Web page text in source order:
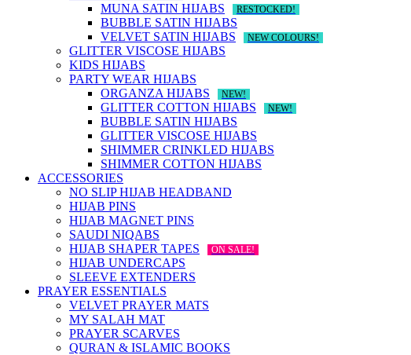
MUNA SATIN HIJABS
RESTOCKED!
BUBBLE SATIN HIJABS
VELVET SATIN HIJABS
NEW COLOURS!
GLITTER VISCOSE HIJABS
KIDS HIJABS
PARTY WEAR HIJABS
ORGANZA HIJABS
NEW!
GLITTER COTTON HIJABS NEW!
BUBBLE SATIN HIJABS
GLITTER VISCOSE HIJABS
SHIMMER CRINKLED HIJABS
SHIMMER COTTON HIJABS
ACCESSORIES
NO SLIP HIJAB HEADBAND
HIJAB PINS
HIJAB MAGNET PINS
SAUDI NIQABS
HIJAB SHAPER TAPES
ON SALE!
HIJAB UNDERCAPS
SLEEVE EXTENDERS
PRAYER ESSENTIALS
VELVET PRAYER MATS
MY SALAH MAT
PRAYER SCARVES
QURAN & ISLAMIC BOOKS